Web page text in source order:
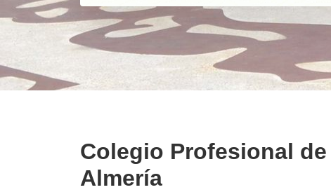
Colegio Profesional
Almería